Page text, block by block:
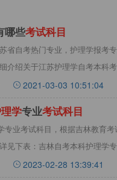
哪些考试科目
省自考热门专业，护理学报考
介绍关于江苏护理学自考本科
2021-03-03 10:51:04
理学专业考试科目
业考试科目，根据吉林教育考
见下表：吉林自考本科护理学
2023-02-28 13:39:41